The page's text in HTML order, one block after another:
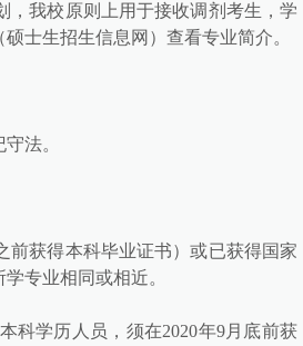
，我校原则上用于接收调剂考生，学
士生招生信息网）查看专业简介。
法。
前获得本科毕业证书）或已获得国家
专业相同或相近。
科学历人员，须在2020年9月底前获